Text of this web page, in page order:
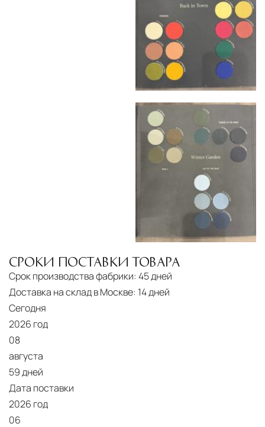
температурного режима и защиту от
механических повреждений на всех этапах
Все международные
поставки застрахованы в соответствии с
международными стандартами. Клиенты могут
выбрать дополнительное страхование для
СРОКИ ПОСТАВКИ ТОВАРА
Срок производства фабрики: 45 дней
Доставка на склад в Москве: 14 дней
Сегодня
2026 год
08
августа
59 дней
Дата поставки
2026 год
06